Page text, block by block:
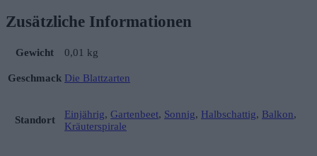
Zusätzliche Informationen
Gewicht 0,01 kg
Geschmack Die Blattzarten
Standort Einjährig, Gartenbeet, Sonnig, Halbschattig, Balkon,
Kräuterspirale